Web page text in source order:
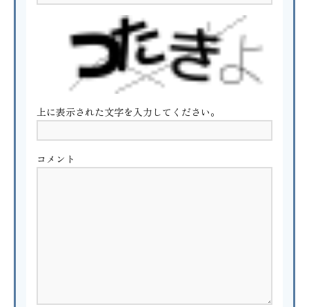
上に表示された文字を入力してください。
コメント